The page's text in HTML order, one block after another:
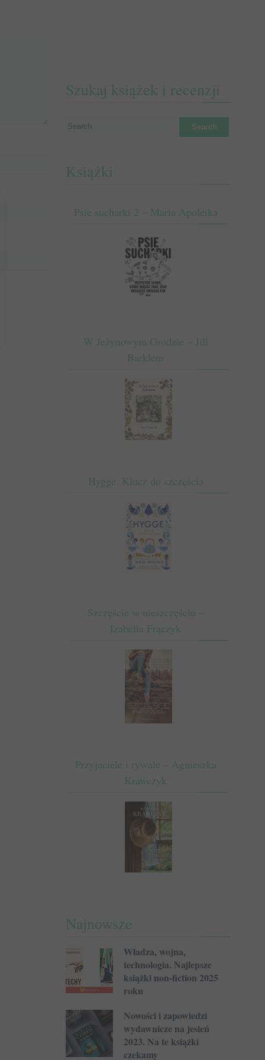
Szukaj książek i recenzji
Książki
Psie sucharki 2 – Maria Apoleika
W Jeżynowym Grodzie – Jill
Barklem
Hygge. Klucz do szczęścia
Szczęście w nieszczęściu –
Izabella Frączyk
Przyjaciele i rywale – Agnieszka
Krawczyk
Najnowsze
Władza, wojna,
technologia. Najlepsze
książki non-fiction 2025
roku
Nowości i zapowiedzi
wydawnicze na jesień
2023. Na te książki
czekamy